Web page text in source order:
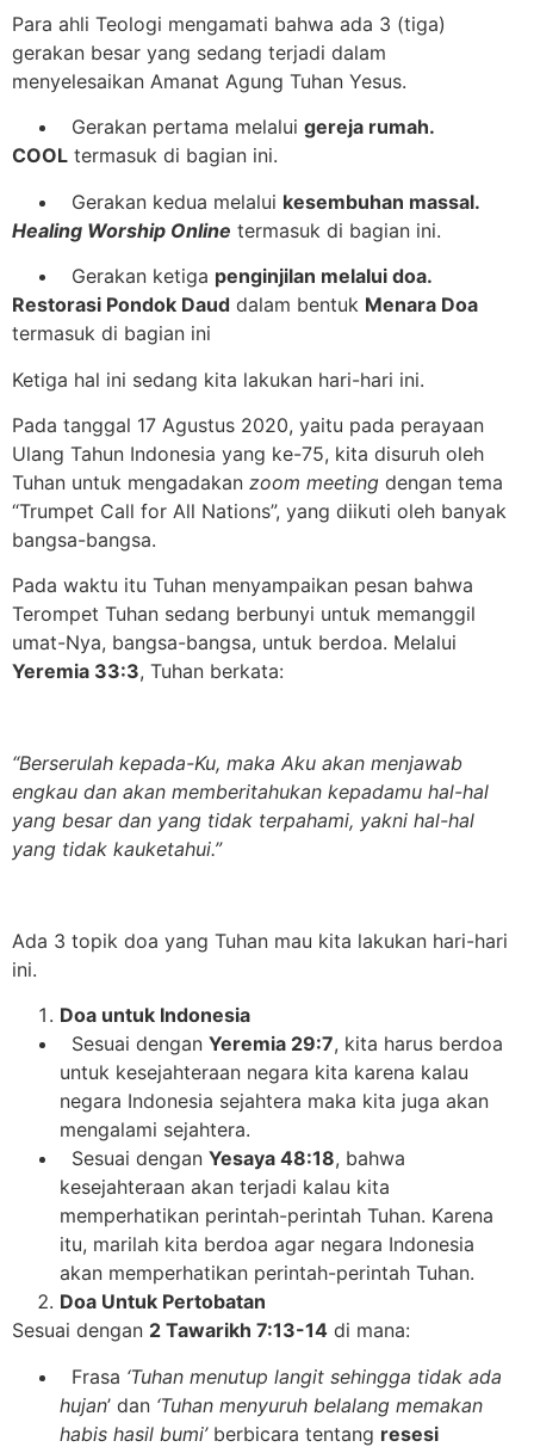
Para ahli Teologi mengamati bahwa ada 3 (tiga)
gerakan besar yang sedang terjadi dalam
menyelesaikan Amanat Agung Tuhan Yesus.
Gerakan pertama melalui gereja rumah.
COOL termasuk di bagian ini.
Gerakan kedua melalui kesembuhan massal.
Healing Worship Online termasuk di bagian ini.
Gerakan ketiga penginjilan melalui doa.
Restorasi Pondok Daud dalam bentuk Menara Doa
termasuk di bagian ini
Ketiga hal ini sedang kita lakukan hari-hari ini.
Pada tanggal 17 Agustus 2020, yaitu pada perayaan
Ulang Tahun Indonesia yang ke-75, kita disuruh oleh
Tuhan untuk mengadakan zoom meeting dengan tema
“Trumpet Call for All Nations”, yang diikuti oleh banyak
bangsa-bangsa.
Pada waktu itu Tuhan menyampaikan pesan bahwa
Terompet Tuhan sedang berbunyi untuk memanggil
umat-Nya, bangsa-bangsa, untuk berdoa. Melalui
Yeremia 33:3, Tuhan berkata:
“Berserulah kepada-Ku, maka Aku akan menjawab
engkau dan akan memberitahukan kepadamu hal-hal
yang besar dan yang tidak terpahami, yakni hal-hal
yang tidak kauketahui.”
Ada 3 topik doa yang Tuhan mau kita lakukan hari-hari
ini.
Doa untuk Indonesia
Sesuai dengan Yeremia 29:7, kita harus berdoa
untuk kesejahteraan negara kita karena kalau
negara Indonesia sejahtera maka kita juga akan
mengalami sejahtera.
Sesuai dengan Yesaya 48:18, bahwa
kesejahteraan akan terjadi kalau kita
memperhatikan perintah-perintah Tuhan. Karena
itu, marilah kita berdoa agar negara Indonesia
akan memperhatikan perintah-perintah Tuhan.
Doa Untuk Pertobatan
Sesuai dengan 2 Tawarikh 7:13-14 di mana:
Frasa ‘Tuhan menutup langit sehingga tidak ada
hujan’ dan ‘Tuhan menyuruh belalang memakan
habis hasil bumi’ berbicara tentang resesi